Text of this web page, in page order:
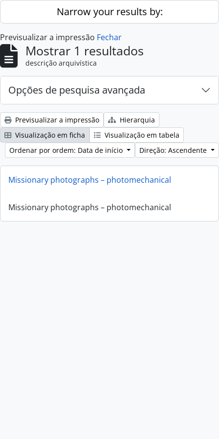
Skip to main contentNarrow your results by:
Previsualizar a impressão Fechar
Mostrar 1 resultados
descrição arquivística
Opções de pesquisa avançada
Previsualizar a impressão
Hierarquia
Visualização em ficha
Visualização em tabela
Ordenar por ordem: Data de início
Direção: Ascendente
Missionary photographs – photomechanical
Missionary photographs – photomechanical